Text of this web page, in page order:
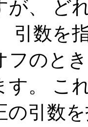
が、 ど
引数を
フのと
す。 こ
の引数